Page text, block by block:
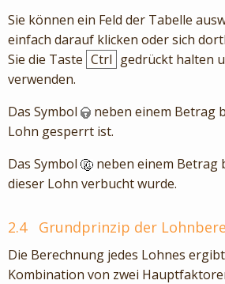
Sie können ein Feld der Tabelle
einfach darauf klicken oder sich
Sie die Taste Ctrl gedrückt halten
verwenden.
Das Symbol
neben einem Betrag
Lohn gesperrt ist.
Das Symbol
neben einem Betrag
dieser Lohn verbucht wurde.
2.4 Grundprinzip der
Die Berechnung jedes Lohnes
Kombination von zwei